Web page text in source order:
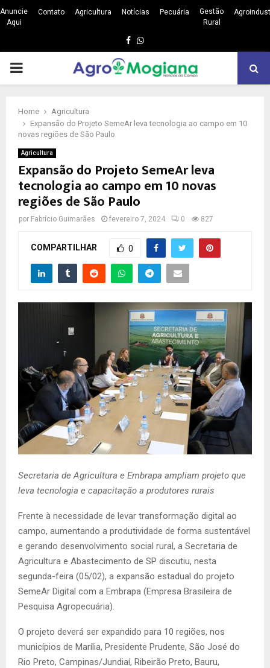
Anuncie
Aqui
Contato Agricultura Notícias Pecuária
Gestão
Rural
Facebook
Whatsapp
PRIMARY
Home
Agricultura
Expansão do Projeto SemeAr leva tecnologia ao campo em 10
novas regiões de São Paulo
Agricultura
Expansão do Projeto SemeAr leva
tecnologia ao campo em 10 novas
regiões de São Paulo
por Fabrício Guimarães fevereiro 7, 2024 0 827
COMPARTILHAR 0
Secretaria de Agricultura e Embrapa ampliam projeto que
leva tecnologia e capacitação a produtores rurais
Frente à necessidade de levar transformação digital ao
campo, aumentando a produtividade de forma sustentável
e gerando desenvolvimento social rural, a Secretaria de
Agricultura e Abastecimento de SP discutiu, nesta
segunda-feira (05/02), a expansão estadual do projeto
SemeAr Digital com a Embrapa (Empresa Brasileira de
Pesquisa Agropecuária).
O projeto deverá ser expandido para 10 regiões, nos
municípios de Marília, Presidente Prudente, São José do
Rio Preto, Campinas/Jundiaí, Ribeirão Preto, Bauru,